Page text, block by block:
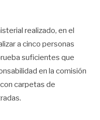
realizado, en el
a cinco personas
suficientes que
en la comisión
carpetas de